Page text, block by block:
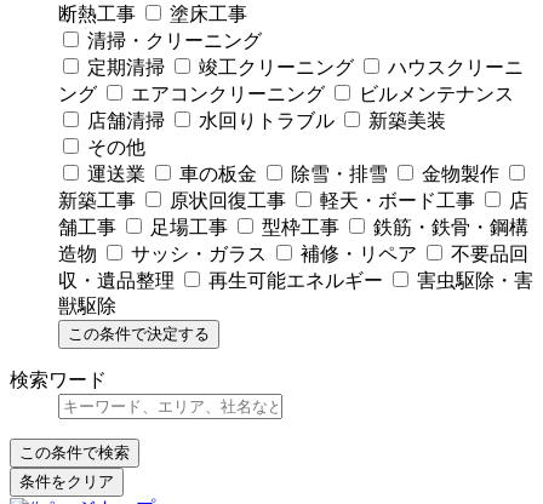
断熱工事
塗床工事
清掃・クリーニング
定期清掃
竣工クリーニング
ハウスクリーニ
ング
エアコンクリーニング
ビルメンテナンス
店舗清掃
水回りトラブル
新築美装
その他
運送業
車の板金 除雪・排雪
金物製作
新築工事
原状回復工事 軽天・ボード工事
店
舗工事
足場工事 型枠工事
鉄筋・鉄骨・鋼構
造物
サッシ・ガラス 補修・リペア
不要品回
収・遺品整理
再生可能エネルギー
害虫駆除・害
獣駆除
この条件で決定する
検索ワード